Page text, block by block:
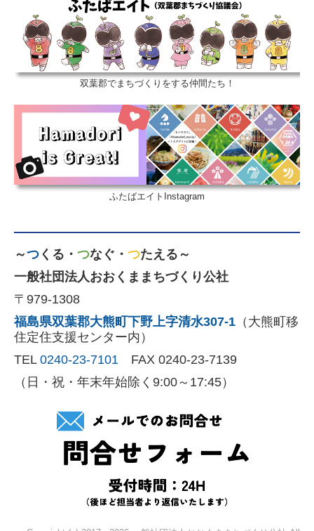
双葉郡でまちづくりをする仲間たち！
ふたばエイトInstagram
～つ くる・ つなぐ・ つたえる～
一般社団法人おおくままちづくり公社
〒979-1308
福島県双葉郡大熊町下野上字清水307-1 （大熊町移
住定住支援センター内 ）
TEL 0240-23-7101 FAX 0240-23-7139
（日・祝・年末年始除く9:00～17:45）